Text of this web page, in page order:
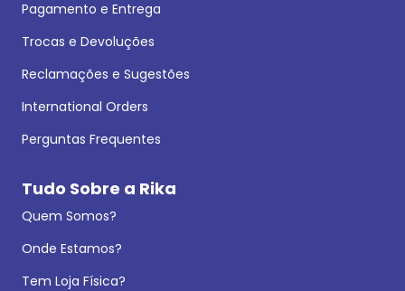
Pagamento e Entrega
Trocas e Devoluções
Reclamações e Sugestões
International Orders
Perguntas Frequentes
Tudo Sobre a Rika
Quem Somos?
Onde Estamos?
Tem Loja Física?